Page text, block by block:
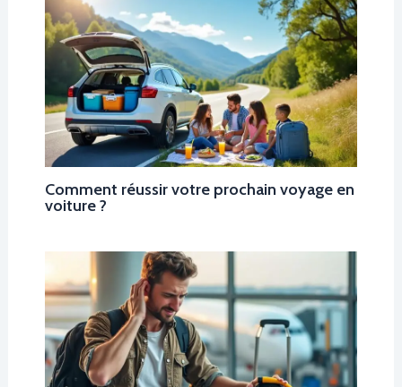
Comment réussir votre prochain voyage en
voiture ?